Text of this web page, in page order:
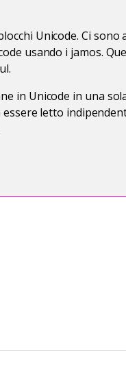
Unicode. Ci sono
usando i jamos.
in Unicode in una
letto